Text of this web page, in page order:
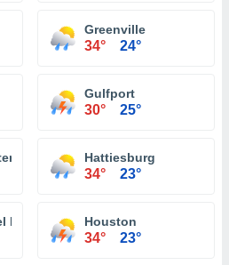
Greenville
34° 24°
Gulfport
30° 25°
AirportHattiesburg
34° 23°
Regional AirportHouston
34° 23°